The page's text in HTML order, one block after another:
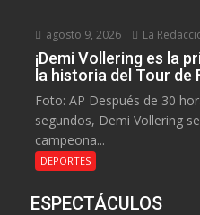
agosto 9, 2026 La
¡Demi Vollering es la
la historia del Tour de
Foto: AP Después de 30
segundos, Demi Vollering
campeona...
DEPORTES
ESPECTÁCULOS